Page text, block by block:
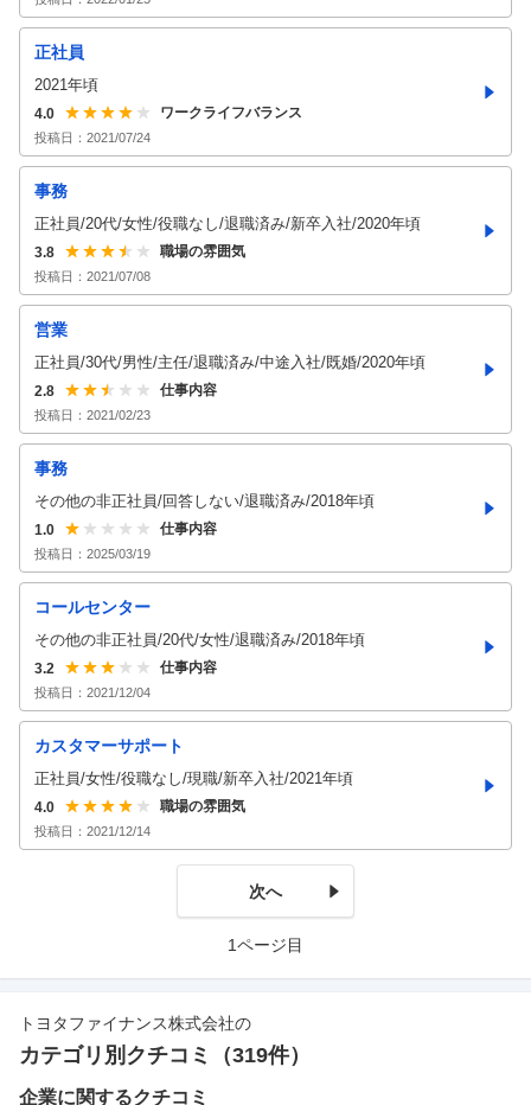
正社員
2021年頃
4.0 ワークライフバランス
投稿日： 2021/07/24
事務
正社員/20代/女性/役職なし/退職済み/新卒入社/2020年頃
3.8 職場の雰囲気
投稿日： 2021/07/08
営業
正社員/30代/男性/主任/退職済み/中途入社/既婚/2020年頃
2.8 仕事内容
投稿日： 2021/02/23
事務
その他の非正社員/回答しない/退職済み/2018年頃
1.0 仕事内容
投稿日： 2025/03/19
コールセンター
その他の非正社員/20代/女性/退職済み/2018年頃
3.2 仕事内容
投稿日： 2021/12/04
カスタマーサポート
正社員/女性/役職なし/現職/新卒入社/2021年頃
4.0 職場の雰囲気
投稿日： 2021/12/14
次へ
1ページ目
トヨタファイナンス株式会社の
カテゴリ別クチコミ（319件）
企業に関するクチコミ